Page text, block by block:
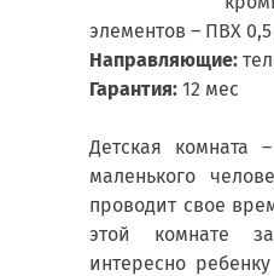
элементов – ПВХ
Направляющие:
Гарантия: 12 мес
Детская комната
маленького
проводит свое
этой комнате
интересно